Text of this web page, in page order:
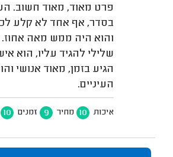
פרט מאוד, מאוד חשוב.
בסדר, אף אחד לא קלע
והוא היה ממש מאה אחוז.
שלילי להגיד עליו, הוא
הגיע בזמן, מאוד אנושי
העיניים.
איכות 10 מחיר 9 זמנים 10